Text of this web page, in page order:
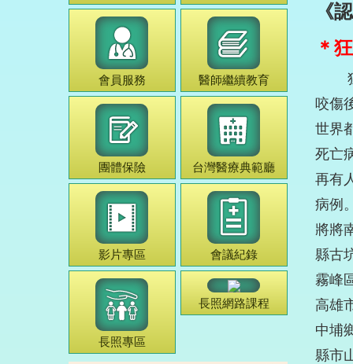
會員服務 醫師繼續教育
團體保險 台灣醫療典範廳
影片專區 會議紀錄
長照專區
長照網路課程
《
＊
狂
咬傷
世界
死亡
再有
病例
將將
縣古
霧峰
高雄
中埔
縣市